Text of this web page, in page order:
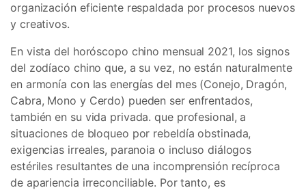
organización eficiente respaldada por procesos nuevos
y creativos.
En vista del horóscopo chino mensual 2021, los signos
del zodíaco chino que, a su vez, no están naturalmente
en armonía con las energías del mes (Conejo, Dragón,
Cabra, Mono y Cerdo) pueden ser enfrentados,
también en su vida privada. que profesional, a
situaciones de bloqueo por rebeldía obstinada,
exigencias irreales, paranoia o incluso diálogos
estériles resultantes de una incomprensión recíproca
de apariencia irreconciliable. Por tanto, es